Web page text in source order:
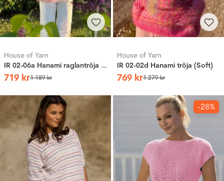
House of Yarn
IR 02-06a Hanami raglantröja (Soft)
719 kr1 189kr
House of Yarn
IR 02-02d Hanami tröja (Soft)
769 kr1 279kr
-28%